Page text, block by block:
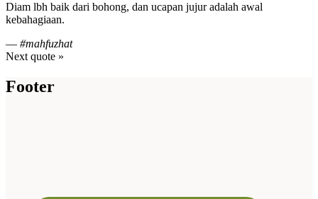
Diam lbh baik dari bohong, dan ucapan jujur adalah awal
kebahagiaan.
— #mahfuzhat
Next quote »
Footer